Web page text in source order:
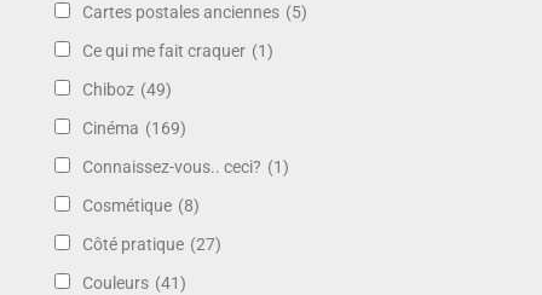
Cartes postales anciennes (5)
Ce qui me fait craquer (1)
Chiboz (49)
Cinéma (169)
Connaissez-vous.. ceci? (1)
Cosmétique (8)
Côté pratique (27)
Couleurs (41)